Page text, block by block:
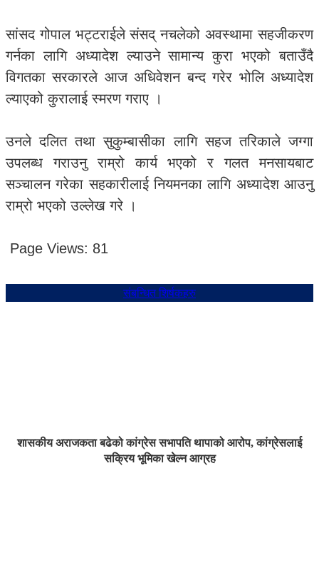
सांसद गोपाल भट्टराईले संसद् नचलेको अवस्थामा सहजीकरण
गर्नका लागि अध्यादेश ल्याउने सामान्य कुरा भएको बताउँदै
विगतका सरकारले आज अधिवेशन बन्द गरेर भोलि अध्यादेश
ल्याएको कुरालाई स्मरण गराए ।
उनले दलित तथा सुकुम्बासीका लागि सहज तरिकाले जग्गा
उपलब्ध गराउनु राम्रो कार्य भएको र गलत मनसायबाट
सञ्चालन गरेका सहकारीलाई नियमनका लागि अध्यादेश आउनु
राम्रो भएको उल्लेख गरे ।
Page Views: 81
संबन्धित शिर्षकहरु
शासकीय अराजकता बढेको कांग्रेस सभापति थापाको आरोप, कांग्रेसलाई
सक्रिय भूमिका खेल्न आग्रह